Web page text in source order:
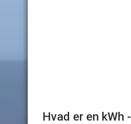
Hvad er en kWh